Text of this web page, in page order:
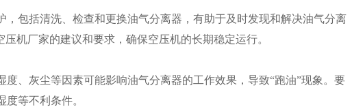
，包括清洗、检查和更换油气分离器，有助于及时发现和解决油气分离
机厂家的建议和要求，确保空压机的长期稳定运行。
、灰尘等因素可能影响油气分离器的工作效果，导致“跑油”现象。要
等不利条件。